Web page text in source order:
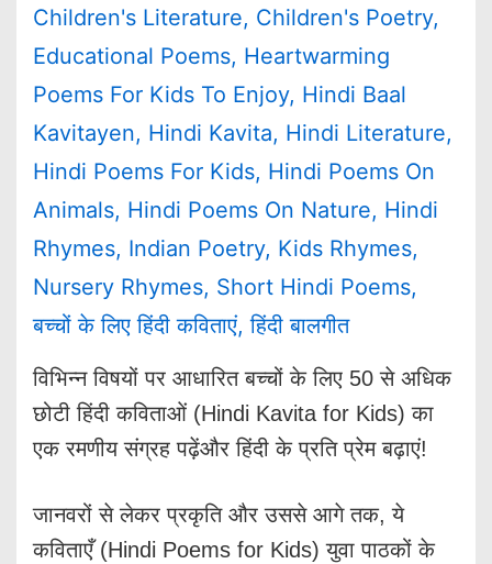
Children's Literature, Children's Poetry,
Educational Poems, Heartwarming
Poems For Kids To Enjoy, Hindi Baal
Kavitayen, Hindi Kavita, Hindi Literature,
Hindi Poems For Kids, Hindi Poems On
Animals, Hindi Poems On Nature, Hindi
Rhymes, Indian Poetry, Kids Rhymes,
Nursery Rhymes, Short Hindi Poems,
बच्चों के लिए हिंदी कविताएं,हिंदी बालगीत
विभिन्न विषयों पर आधारित बच्चों के लिए 50 से अधिक
छोटी हिंदी कविताओं (Hindi Kavita for Kids) का
एक रमणीय संग्रह पढ़ेंऔर हिंदी के प्रति प्रेम बढ़ाएं!
जानवरों से लेकर प्रकृति और उससे आगे तक, ये
कविताएँ (Hindi Poems for Kids) युवा पाठकों के